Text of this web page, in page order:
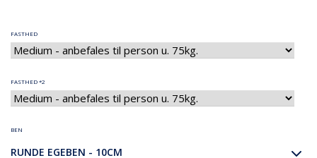
FASTHED
FASTHED *2
BEN
RUNDE EGEBEN - 10CM